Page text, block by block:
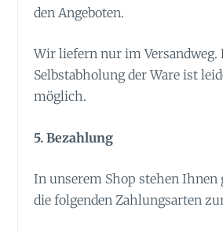
den Angeboten.
Wir liefern nur im Versandweg.
Selbstabholung der Ware ist
möglich.
5. Bezahlung
In unserem Shop stehen
die folgenden Zahlungsarten